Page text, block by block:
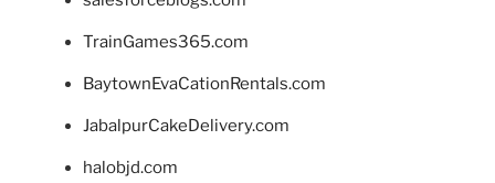
TrainGames365.com
BaytownEvaCationRentals.com
JabalpurCakeDelivery.com
halobjd.com